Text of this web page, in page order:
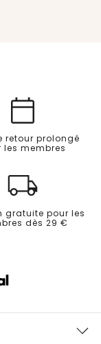
retour prolongé
les membres
gratuite pour les
dès 29 €